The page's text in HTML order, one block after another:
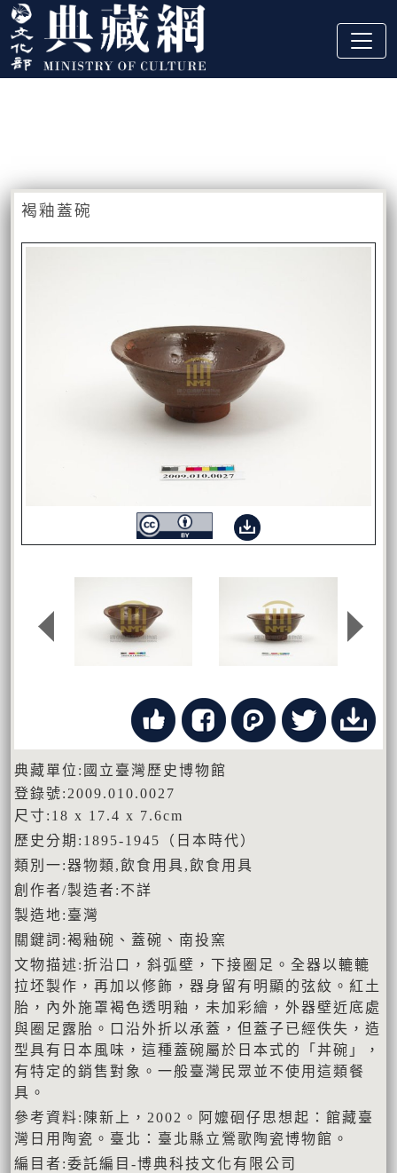
跳到主要內容
:::
褐釉蓋碗
典藏單位:國立臺灣歷史博物館
登錄號:2009.010.0027
尺寸:18 x 17.4 x 7.6cm
歷史分期:1895-1945（日本時代）
類別一:器物類,飲食用具,飲食用具
創作者/製造者:不詳
製造地:臺灣
關鍵詞:褐釉碗、蓋碗、南投窯
文物描述:折沿口，斜弧壁，下接圈足。全器以轆轆
拉坯製作，再加以修飾，器身留有明顯的弦紋。紅土
胎，內外施罩褐色透明釉，未加彩繪，外器壁近底處
與圈足露胎。口沿外折以承蓋，但蓋子已經佚失，造
型具有日本風味，這種蓋碗屬於日本式的「丼碗」，
有特定的銷售對象。一般臺灣民眾並不使用這類餐
具。
參考資料:陳新上，2002。阿嬤硘仔思想起：館藏臺
灣日用陶瓷。臺北：臺北縣立鶯歌陶瓷博物館。
編目者:委託編目-博典科技文化有限公司